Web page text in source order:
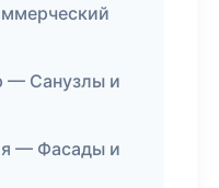
— Санузлы и
— Фасады и